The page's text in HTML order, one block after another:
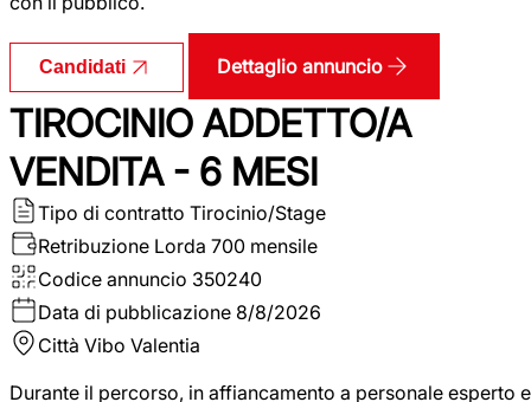
Candidati Dettaglio annuncio
TIROCINIO ADDETTO/A
VENDITA - 6 MESI
Tipo di contratto Tirocinio/Stage
Retribuzione Lorda 700 mensile
Codice annuncio 350240
Data di pubblicazione 8/8/2026
Città Vibo Valentia
Durante il percorso, in affiancamento a personale esperto e